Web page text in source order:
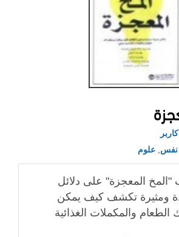
نفس علوم
"المخ المعجزة" على دلائل
ومثيرة تكشف كيف يمكن
والمكملات الغذائية